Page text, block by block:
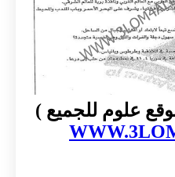
علوم للجميع )